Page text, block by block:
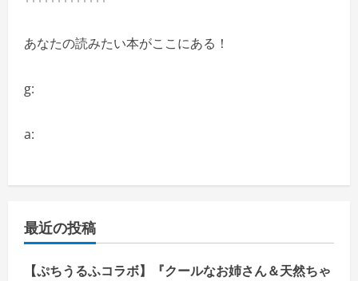
あなたの読みたい本がここにある！
g:
a:
最近の投稿
【ぷちうるふコラボ】『クールなお姉さん＆天然ちゃ